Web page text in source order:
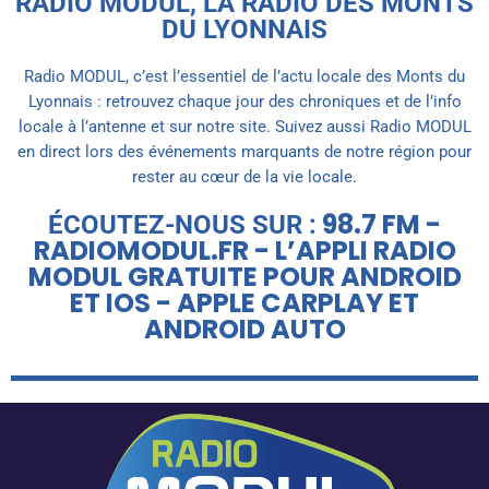
DU LYONNAIS
Radio MODUL, c’est l’essentiel de l’actu locale des Monts du
Lyonnais : retrouvez chaque jour des chroniques et de l’info
locale à l’antenne et sur notre site. Suivez aussi Radio MODUL
en direct lors des événements marquants de notre région pour
rester au cœur de la vie locale.
ÉCOUTEZ-NOUS SUR : 98.7 FM -
RADIOMODUL.FR - L’APPLI RADIO
MODUL GRATUITE POUR ANDROID
ET IOS - APPLE CARPLAY ET
ANDROID AUTO